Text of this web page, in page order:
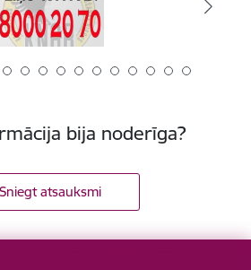
bija noderīga?
Sniegt atsauksmi